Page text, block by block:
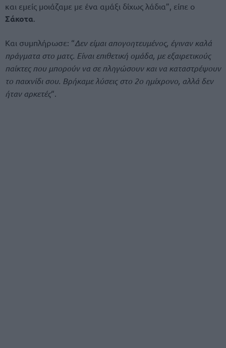
και εμείς μοιάζαμε με ένα αμάξι δίχως λάδια”, είπε ο
Σάκοτα.
Και συμπλήρωσε: “Δεν είμαι απογοητευμένος, έγιναν καλά
πράγματα στο ματς. Είναι επιθετική ομάδα, με εξαιρετικούς
παίκτες που μπορούν να σε πληγώσουν και να καταστρέψουν
το παιχνίδι σου. Βρήκαμε λύσεις στο 2ο ημίχρονο, αλλά δεν
ήταν αρκετές“.